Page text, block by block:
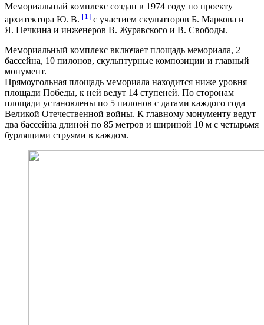
Мемориальный комплекс создан в 1974 году по проекту
архитектора Ю. В. [1 ] с участием скульпторов Б. Маркова и
Я. Печкина и инженеров В. Журавского и В. Свободы.
Мемориальный комплекс включает площадь мемориала, 2
бассейна, 10 пилонов, скульптурные композиции и главный
монумент.
Прямоугольная площадь мемориала находится ниже уровня
площади Победы, к ней ведут 14 ступеней. По сторонам
площади установлены по 5 пилонов с датами каждого года
Великой Отечественной войны. К главному монументу ведут
два бассейна длиной по 85 метров и шириной 10 м с четырьмя
бурлящими струями в каждом.